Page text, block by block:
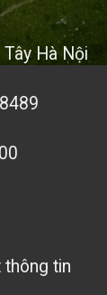
Tây Hà Nội
thông tin